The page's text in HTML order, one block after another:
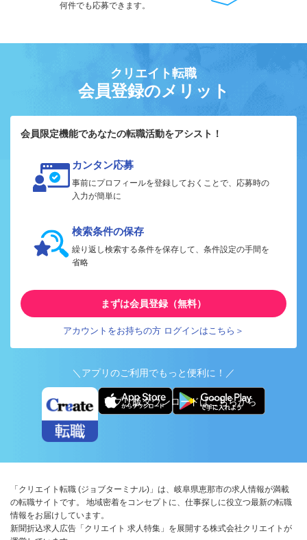
何件でも応募できます。
クリエイト転職
会員登録のメリット
会員限定機能であなたの転職活動をアシスト！
カンタン応募
事前にプロフィールを登録しておくことで、応募時の
入力が簡単に
検索条件の保存
繰り返し検索する条件を保存して、条件設定の手間を
省略
まずは会員登録（無料）
アカウントをお持ちの方 ログインはこちら＞
＼アプリのご利用でもっと便利に！／
アプリ版ダウンロードはこちらから
「クリエイト転職 (ジョブターミナル)」は、岐阜県恵那市の求人情報が満載
の転職サイトです。 地域密着をコンセプトに、仕事探しに役立つ最新の転職
情報をお届けしています。
新聞折込求人広告「クリエイト 求人特集」を展開する株式会社クリエイトが